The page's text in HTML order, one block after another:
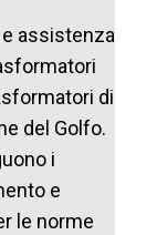
assistenza
di
del Golfo.
i
e
le norme